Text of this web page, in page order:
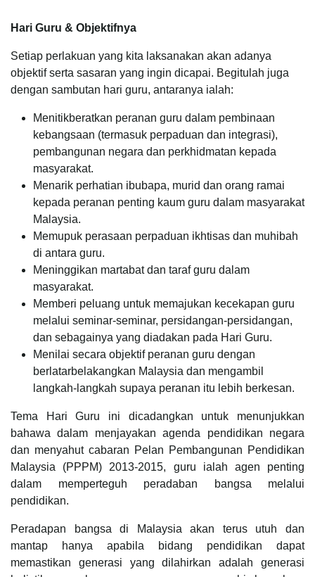
Hari Guru & Objektifnya
Setiap perlakuan yang kita laksanakan akan adanya
objektif serta sasaran yang ingin dicapai. Begitulah juga
dengan sambutan hari guru, antaranya ialah:
Menitikberatkan peranan guru dalam pembinaan
kebangsaan (termasuk perpaduan dan integrasi),
pembangunan negara dan perkhidmatan kepada
masyarakat.
Menarik perhatian ibubapa, murid dan orang ramai
kepada peranan penting kaum guru dalam masyarakat
Malaysia.
Memupuk perasaan perpaduan ikhtisas dan muhibah
di antara guru.
Meninggikan martabat dan taraf guru dalam
masyarakat.
Memberi peluang untuk memajukan kecekapan guru
melalui seminar-seminar, persidangan-persidangan,
dan sebagainya yang diadakan pada Hari Guru.
Menilai secara objektif peranan guru dengan
berlatarbelakangkan Malaysia dan mengambil
langkah-langkah supaya peranan itu lebih berkesan.
Tema Hari Guru ini dicadangkan untuk menunjukkan
bahawa dalam menjayakan agenda pendidikan negara
dan menyahut cabaran Pelan Pembangunan Pendidikan
Malaysia (PPPM) 2013-2015, guru ialah agen penting
dalam memperteguh peradaban bangsa melalui
pendidikan.
Peradapan bangsa di Malaysia akan terus utuh dan
mantap hanya apabila bidang pendidikan dapat
memastikan generasi yang dilahirkan adalah generasi